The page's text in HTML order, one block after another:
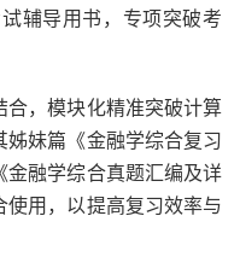
辅导用书，专项突破考
，模块化精准突破计算
妹篇《金融学综合复习
融学综合真题汇编及详
用，以提高复习效率与